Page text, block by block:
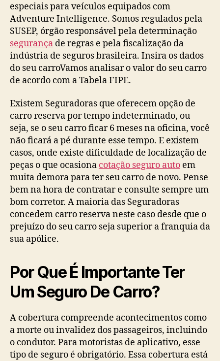
especiais para veículos equipados com
Adventure Intelligence. Somos regulados pela
SUSEP, órgão responsável pela determinação
segurança de regras e pela fiscalização da
indústria de seguros brasileira. Insira os dados
do seu carroVamos analisar o valor do seu carro
de acordo com a Tabela FIPE.
Existem Seguradoras que oferecem opção de
carro reserva por tempo indeterminado, ou
seja, se o seu carro ficar 6 meses na oficina, você
não ficará a pé durante esse tempo. E existem
casos, onde existe dificuldade de localização de
peças o que ocasiona cotação seguro auto em
muita demora para ter seu carro de novo. Pense
bem na hora de contratar e consulte sempre um
bom corretor. A maioria das Seguradoras
concedem carro reserva neste caso desde que o
prejuízo do seu carro seja superior a franquia da
sua apólice.
Por Que É Importante Ter
Um Seguro De Carro?
A cobertura compreende acontecimentos como
a morte ou invalidez dos passageiros, incluindo
o condutor. Para motoristas de aplicativo, esse
tipo de seguro é obrigatório. Essa cobertura está